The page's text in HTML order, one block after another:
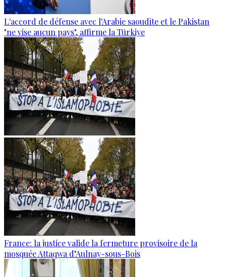
L'accord de défense avec l'Arabie saoudite et le Pakistan
"ne vise aucun pays", affirme la Türkiye
France: la justice valide la fermeture provisoire de la
mosquée Attaqwa d’Aulnay-sous-Bois